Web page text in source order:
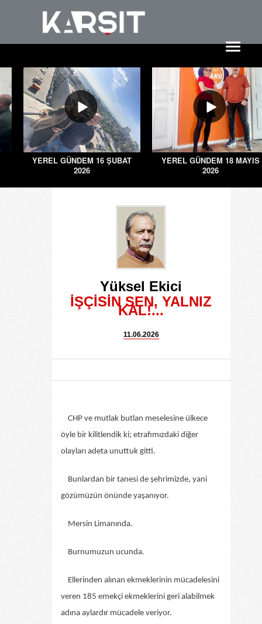
YEREL GÜNDEM 16 ŞUBAT
2026
YEREL GÜNDEM 18 MAYIS
2026
Yüksel Ekici
İŞÇİSİN SEN, YALNIZ
KAL!...
11.06.2026
CHP ve mutlak butlan meselesine ülkece
öyle bir kilitlendik ki; etrafımızdaki diğer
olayları adeta unuttuk gitti.
Bunlardan bir tanesi de şehrimizde, yani
gözümüzün önünde yaşanıyor.
Mersin Limanında.
Burnumuzun ucunda.
Ellerinden alınan ekmeklerinin mücadelesini
veren 185 emekçi ekmeklerini geri alabilmek
adına aylardır mücadele veriyor.